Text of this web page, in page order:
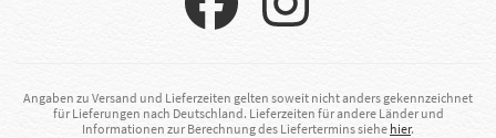
Angaben zu Versand und Lieferzeiten gelten soweit nicht anders gekennzeichnet
für Lieferungen nach Deutschland. Lieferzeiten für andere Länder und
Informationen zur Berechnung des Liefertermins siehe hier.